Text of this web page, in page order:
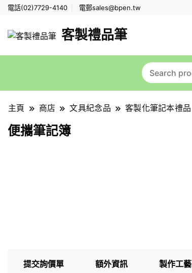
電話(02)7729-4140 電郵sales@bpen.tw
客製禮品筆
主頁 商店 文具紀念品 客製化筆記本禮品
便攜筆記簿
提交詢價單 額外資訊 製作工藝